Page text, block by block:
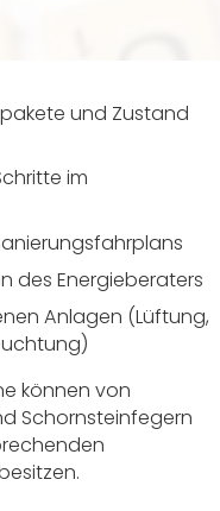
und Zustand
im
des Energieberaters
Anlagen (Lüftung,
können von
Schornsteinfegern